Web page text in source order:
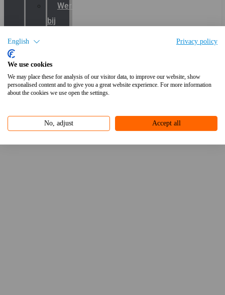
English Privacy policy
We use cookies
We may place these for analysis of our visitor data, to improve our website, show
personalised content and to give you a great website experience. For more information
about the cookies we use open the settings.
No, adjust Accept all
Werken
bij
Contact
Home-Verlichting-FLIGHT-M 40LED 82W 4K BIG WIDE IP66